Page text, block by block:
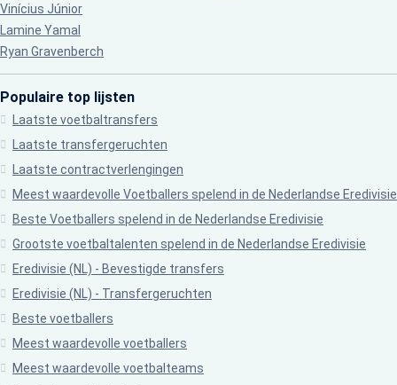
Vinícius Júnior
Lamine Yamal
Ryan Gravenberch
Populaire top lijsten
Laatste voetbaltransfers
Laatste transfergeruchten
Laatste contractverlengingen
Meest waardevolle Voetballers spelend in de Nederlandse Eredivisie
Beste Voetballers spelend in de Nederlandse Eredivisie
Grootste voetbaltalenten spelend in de Nederlandse Eredivisie
Eredivisie (NL) - Bevestigde transfers
Eredivisie (NL) - Transfergeruchten
Beste voetballers
Meest waardevolle voetballers
Meest waardevolle voetbalteams